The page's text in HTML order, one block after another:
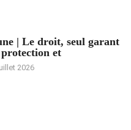
| Le droit, seul garant
et
2026